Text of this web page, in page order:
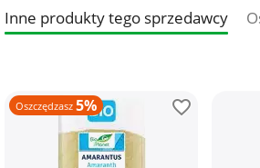
Inne produkty tego sprzedawcy
Oszczędzasz 5%